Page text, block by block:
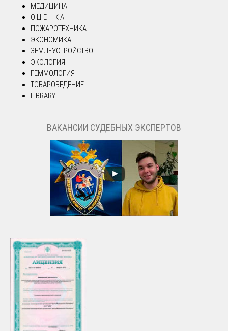
МЕДИЦИНА
О Ц Е Н К А
ПОЖАРОТЕХНИКА
ЭКОНОМИКА
ЗЕМЛЕУСТРОЙСТВО
ЭКОЛОГИЯ
ГЕММОЛОГИЯ
ТОВАРОВЕДЕНИЕ
LIBRARY
ВАКАНСИИ СУДЕБНЫХ ЭКСПЕРТОВ